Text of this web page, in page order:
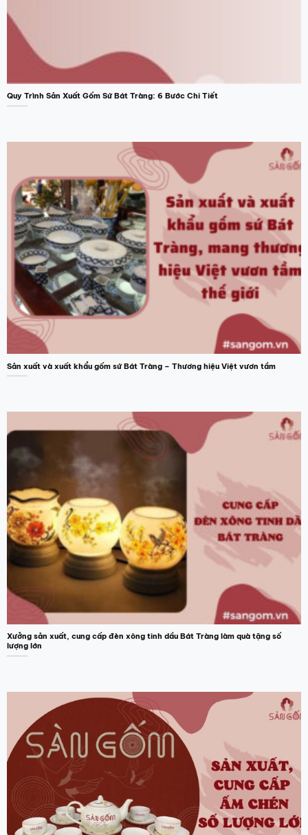
Quy Trình Sản Xuất Gốm Sứ Bát Tràng: 6 Bước Chi Tiết
Sản xuất và xuất khẩu gốm sứ Bát Tràng – Thương hiệu Việt vươn tầm
Xưởng sản xuất, cung cấp đèn xông tinh dầu Bát Tràng làm quà tặng số
lượng lớn